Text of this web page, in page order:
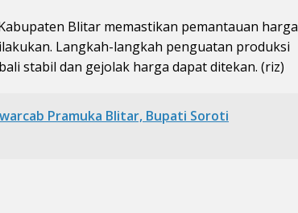
Blitar memastikan pemantauan harga
Langkah-langkah penguatan produksi
stabil dan gejolak harga dapat ditekan. (riz)
Pramuka Blitar, Bupati Soroti